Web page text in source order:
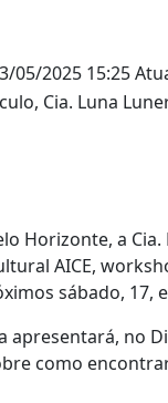
05/2025 15:25
Horizonte, a
AICE,
sábado,
apresentará, no
como